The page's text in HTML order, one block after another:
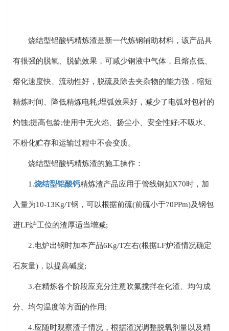
烧结型铝酸钙精炼渣是新一代炼钢辅助材料，该产品具
有很强的脱氧、脱硫效果，可减少钢液中气体，且熔点低、
熔化速度快、流动性好，脱硫及除去夹杂物的能力强，缩短
精炼时间、降低精炼电耗;埋弧效果好，减少了电弧对包衬的
灼蚀;提高包龄;使用中无火焰、扬尘小、安全性好;不吸水、
不粉化贮存和运输过程中不会变质。
烧结型铝酸钙精炼渣的施工操作：
1.烧结型铝酸钙精炼渣产品应用于管线钢如X70时，加
入量为10-13Kg/T钢，可以根据前硫(前硫小于70PPm)及钢包
进LF炉工位的渣厚适当增减;
2.电炉出钢时加本产品6Kg/T左右(根据LF炉渣情况确定
石灰量)，以提高碱度;
3.在精炼各个阶段应充分注意吹氟搅拌在化渣、均匀成
分、均匀温度等方面的作用;
4.应随时观察渣子情况，根据渣况调整脱氧剂量以及精